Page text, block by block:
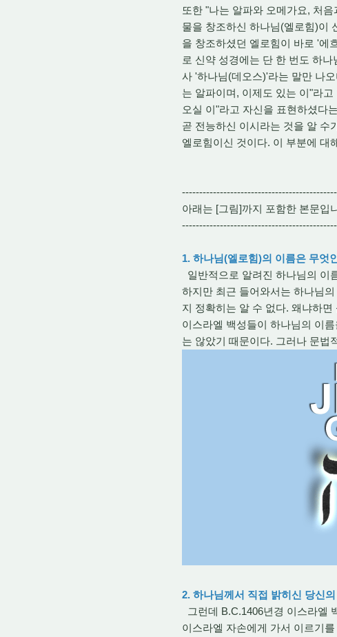
또한 "나는 알파와 오메가요, 처
물을 창조하신 하나님(엘로힘)이
을 창조하셨던 엘로힘이 바로 '에
로 신약 성경에는 단 한 번도 하
사 '하나님(데오스)'라는 말만 나
는 알파이며, 이제도 있는 이"라
오실 이"라고 자신을 표현하셨다
곧 전능하신 이시라는 것을 알 수
엘로힘이신 것이다. 이 부분에 대
---------------------------------------------
아래는 [그림]까지 포함한 본문입
---------------------------------------------
1. 하나님(엘로힘)의 이름은 무엇
일반적으로 알려진 하나님의 이
하지만 최근 들어와서는 하나님
지 정확히는 알 수 없다. 왜냐하
이스라엘 백성들이 하나님의 이
는 않았기 때문이다. 그러나 문법
2. 하나님께서 직접 밝히신 당신
그런데 B.C.1406년경 이스라엘
이스라엘 자손에게 가서 이르기